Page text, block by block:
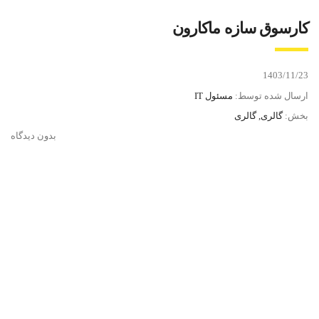
کارسوق سازه ماکارون
1403/11/23
ارسال شده توسط: مسئول IT
بخش:گالری, گالری
بدون دیدگاه